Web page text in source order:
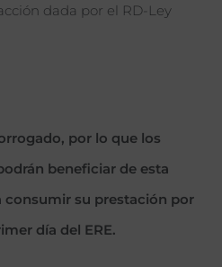
dada por el RD-Ley
por lo que los
beneficiar de esta
consumir su prestación por
día del ERE.